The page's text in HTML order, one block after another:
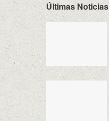
Últimas Noticias